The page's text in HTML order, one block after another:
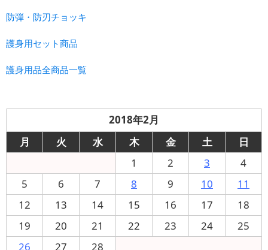
防弾・防刃チョッキ
護身用セット商品
護身用品全商品一覧
2018年2月
月
火 水 木 金 土
日
1
2 3
4
5
6 7 8 9 10
11
12
13 14 15 16 17
18
19
20 21 22 23 24
25
26
27 28